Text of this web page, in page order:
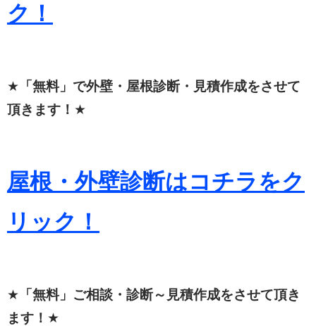
ク！
★ 「無料」で外壁・屋根診断・見積作成をさせて
頂きます！ ★
屋根・外壁診断はコチラをク
リック！
★ 「無料」ご相談・診断～見積作成をさせて頂き
ます！ ★